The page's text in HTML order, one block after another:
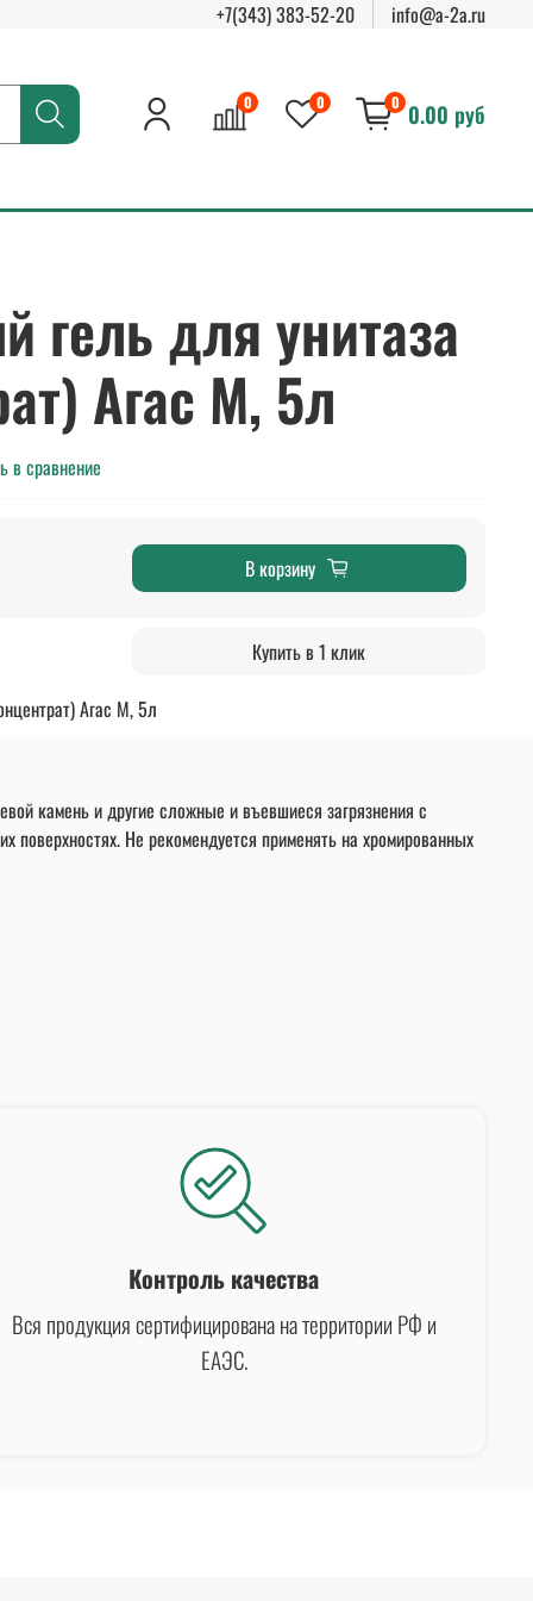
+7(343) 383-52-20 info@a-2a.ru
0 0 0 0.00 руб
гель для унитаза
Агас М, 5л
в сравнение
В корзину
Купить в 1 клик
Агас М, 5л
камень и другие сложные и въевшиеся загрязнения с
поверхностях. Не рекомендуется применять на хромированных
Контроль качества
Вся продукция сертифицирована на территории РФ и
ЕАЭС.